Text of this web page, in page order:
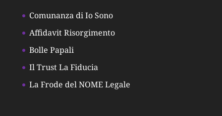
Comunanza di Io Sono
Affidavit Risorgimento
Bolle Papali
Il Trust La Fiducia
La Frode del NOME Legale